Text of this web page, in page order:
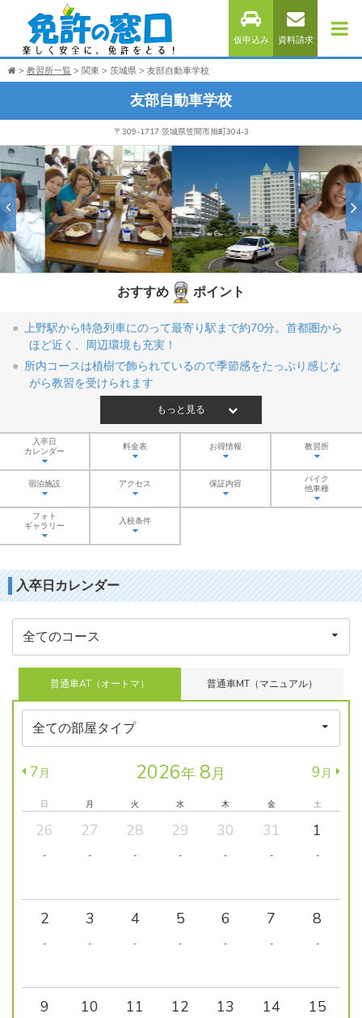
仮申込み 資料請求
教習所一覧 関東 茨城県 友部自動車学校
友部自動車学校
〒309-1717 茨城県笠間市旭町304-3
おすすめ ポイント
上野駅から特急列車にのって最寄り駅まで約70分。首都圏から
ほど近く、周辺環境も充実！
所内コースは植樹で飾られているので季節感をたっぷり感じな
がら教習を受けられます
もっと見る
入卒日
カレンダー
料金表 お得情報 教習所
宿泊施設 アクセス 保証内容
バイク
他車種
フォト
ギャラリー
入校条件
入卒日カレンダー
普通車AT（オートマ） 普通車MT（マニュアル）
7月 2026年 8月 9月
日 月 火 水 木 金 土
26
-
27
-
28
-
29
-
30
-
31
-
1
-
2
-
3
-
4
-
5
-
6
-
7
-
8
-
9 10 11 12 13 14 15